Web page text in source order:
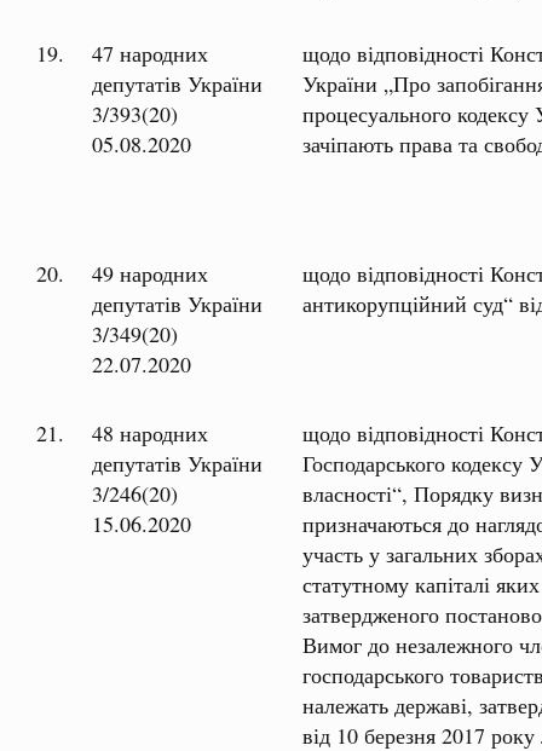
19.
47 народних
депутатів України
3/393(20)
05.08.2020
щодо відповідності
України „Про
процесуального
зачіпають права та
20.
49 народних
депутатів України
3/349(20)
22.07.2020
щодо відповідності
антикорупційний суд“
21.
48 народних
депутатів України
3/246(20)
15.06.2020
щодо відповідності
Господарського
власності“, Порядку
призначаються до
участь у загальних
статутному капіталі
затвердженого
Вимог до незалежного
господарського
належать державі,
від 10 березня 2017